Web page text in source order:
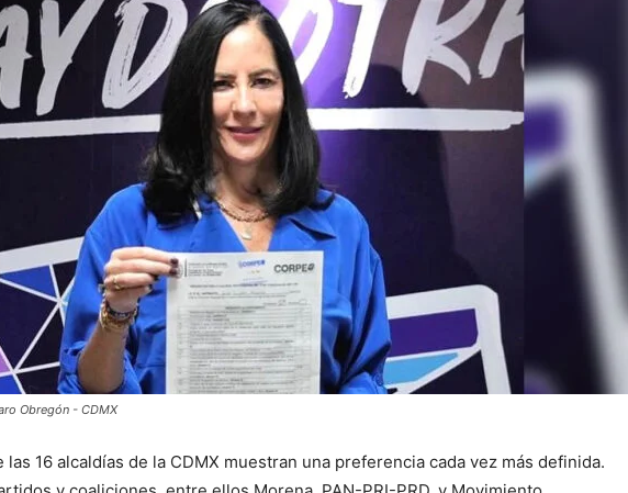
Obregón - CDMX
las 16 alcaldías de la CDMX muestran una preferencia cada vez más definida.